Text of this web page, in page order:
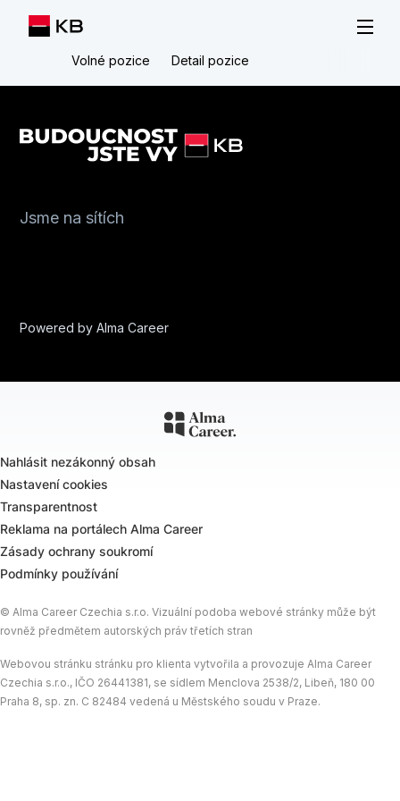
Volné pozice Detail pozice
Jsme na sítích
Powered byAlma Career
Nahlásit nezákonný obsah
Nastavení cookies
Transparentnost
Reklama na portálech Alma Career
Zásady ochrany soukromí
Podmínky používání
© Alma Career Czechia s.r.o. Vizuální podoba webové stránky může být
rovněž předmětem autorských práv třetích stran
Webovou stránku stránku pro klienta vytvořila a provozuje Alma Career
Czechia s.r.o., IČO 26441381, se sídlem Menclova 2538/2, Libeň, 180 00
Praha 8, sp. zn. C 82484 vedená u Městského soudu v Praze.